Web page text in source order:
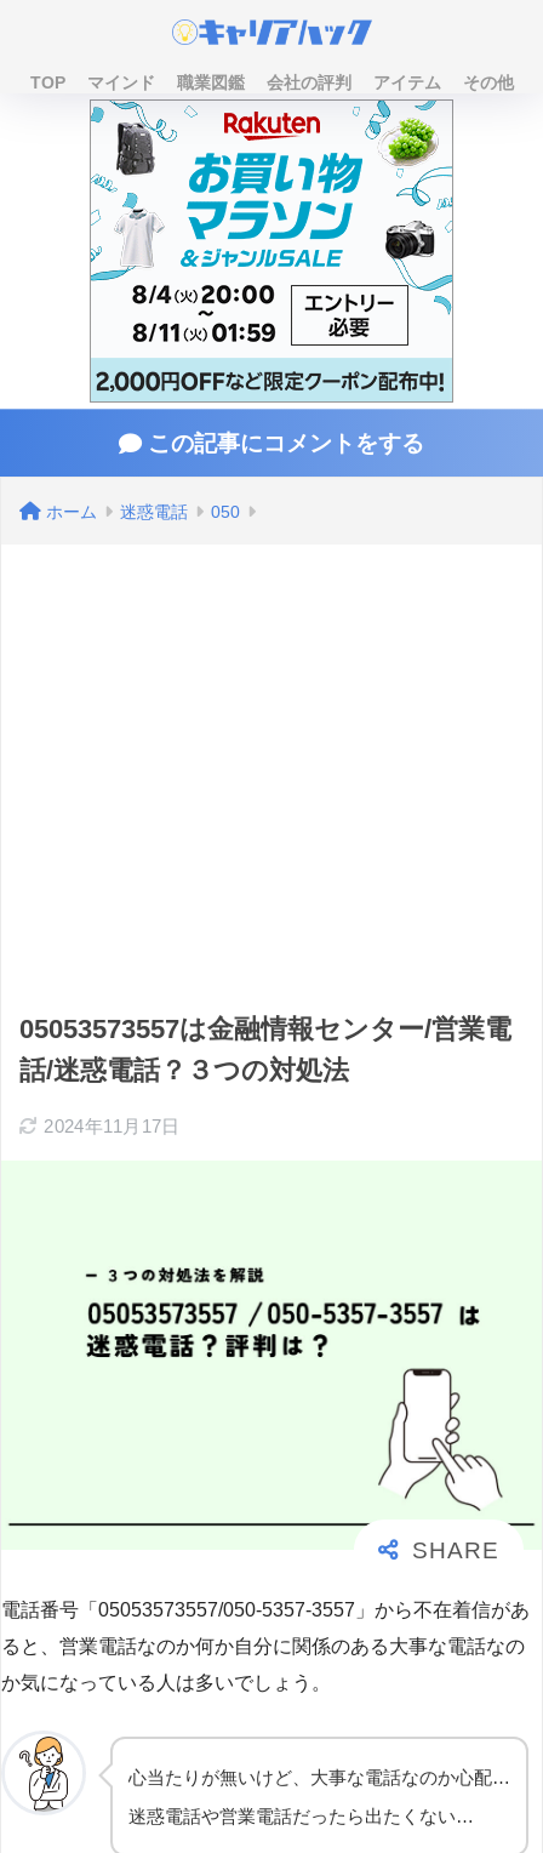
TOP マインド 職業図鑑 会社の評判 アイテム その他
この記事にコメントをする
ホーム 迷惑電話 050
05053573557は金融情報センター/営業電
話/迷惑電話？３つの対処法
2024年11月17日
電話番号「05053573557/050-5357-3557」から不在着信があ
ると、営業電話なのか何か自分に関係のある大事な電話なの
か気になっている人は多いでしょう。
心当たりが無いけど、大事な電話なのか心配…
迷惑電話や営業電話だったら出たくない…